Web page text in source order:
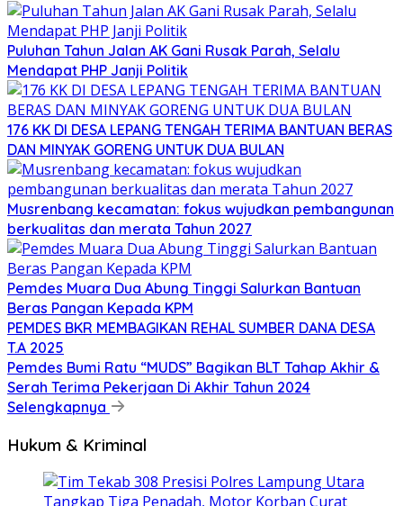
Puluhan Tahun Jalan AK Gani Rusak Parah, Selalu
Mendapat PHP Janji Politik
176 KK DI DESA LEPANG TENGAH TERIMA BANTUAN BERAS
DAN MINYAK GORENG UNTUK DUA BULAN
Musrenbang kecamatan: fokus wujudkan pembangunan
berkualitas dan merata Tahun 2027
Pemdes Muara Dua Abung Tinggi Salurkan Bantuan
Beras Pangan Kepada KPM
PEMDES BKR MEMBAGIKAN REHAL SUMBER DANA DESA
T.A 2025
Pemdes Bumi Ratu “MUDS” Bagikan BLT Tahap Akhir &
Serah Terima Pekerjaan Di Akhir Tahun 2024
Selengkapnya
Hukum & Kriminal